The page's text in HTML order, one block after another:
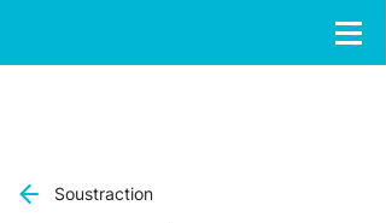
Soustraction